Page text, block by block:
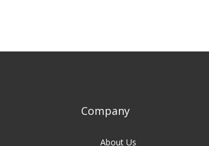
Company
About Us